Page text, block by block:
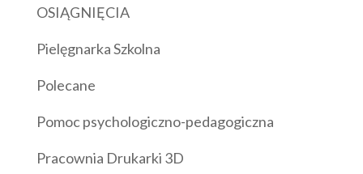
OSIĄGNIĘCIA
Pielęgnarka Szkolna
Polecane
Pomoc psychologiczno-pedagogiczna
Pracownia Drukarki 3D